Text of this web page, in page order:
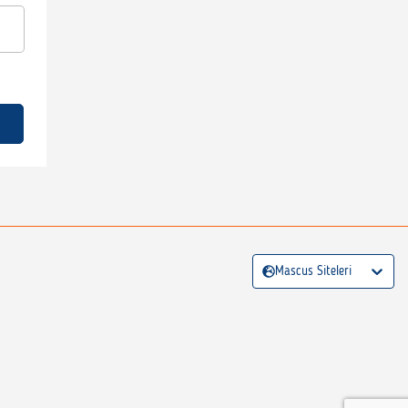
Mascus Siteleri